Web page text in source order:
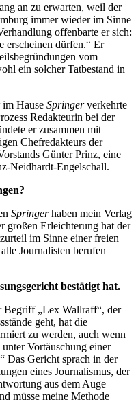
an zu erwarten, weil der
immer wieder im Sinne
offenbarte er sich:
erscheinen dürfen.“ Er
vom
ein solcher Tatbestand in
im Hause Springerverkehrte
Redakteurin bei der
er zusammen mit
Chefredakteurs der
Günter Prinz, eine
Neidhardt-Engelschall.
Springerhaben mein Verlag
großen Erleichterung hat der
im Sinne einer freien
Journalisten berufen
bestätigt hat.
Begriff „Lex Wallraff“, der
geht, hat die
zu werden, auch wenn
Vortäuschung einer
Das Gericht sprach in der
eines Journalismus, der
aus dem Auge
müsse meine Methode